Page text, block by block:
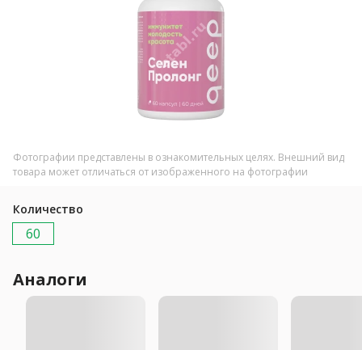
Фотографии представлены в ознакомительных целях. Внешний вид
товара может отличаться от изображенного на фотографии
Количество
60
Аналоги